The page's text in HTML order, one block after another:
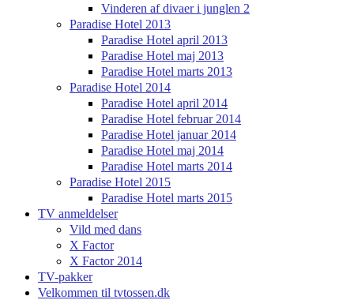
Vinderen af divaer i junglen 2
Paradise Hotel 2013
Paradise Hotel april 2013
Paradise Hotel maj 2013
Paradise Hotel marts 2013
Paradise Hotel 2014
Paradise Hotel april 2014
Paradise Hotel februar 2014
Paradise Hotel januar 2014
Paradise Hotel maj 2014
Paradise Hotel marts 2014
Paradise Hotel 2015
Paradise Hotel marts 2015
TV anmeldelser
Vild med dans
X Factor
X Factor 2014
TV-pakker
Velkommen til tvtossen.dk